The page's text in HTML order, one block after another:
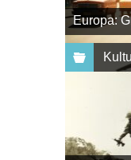
Europa: